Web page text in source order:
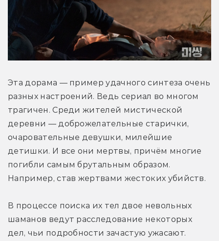
Эта дорама — пример удачного синтеза очень
разных настроений. Ведь сериал во многом
трагичен. Среди жителей мистической
деревни — доброжелательные старички,
очаровательные девушки, милейшие
детишки. И все они мертвы, причём многие
погибли самым брутальным образом.
Например, став жертвами жестоких убийств.
В процессе поиска их тел двое невольных
шаманов ведут расследование некоторых
дел, чьи подробности зачастую ужасают.